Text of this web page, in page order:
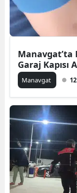
Manavgat’ta
Garaj Kapısı
Manavgat